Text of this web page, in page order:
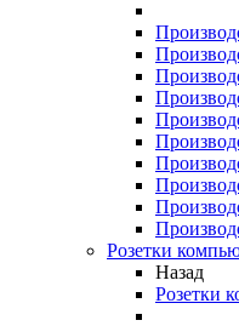
Розетки
Назад
Розетки